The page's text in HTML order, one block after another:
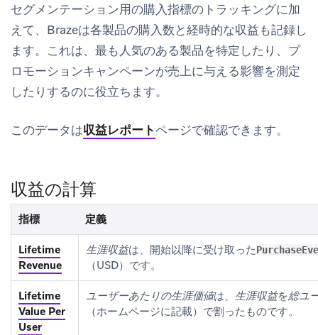
セグメンテーション用の購入指標のトラッキングに加
えて、Brazeは各製品の購入数と経時的な収益も記録し
ます。これは、最も人気のある製品を特定したり、プ
ロモーションキャンペーンが売上に与える影響を測定
したりするのに役立ちます。
このデータは収益レポートページで確認できます。
収益の計算
指標 定義
Lifetime
Revenue
生涯収益は、開始以降に受け取った
（USD）です。
Lifetime
Value Per
User
ユーザーあたりの生涯価値は、 生涯収益を総ユ
（ホームページに記載）で割ったものです。